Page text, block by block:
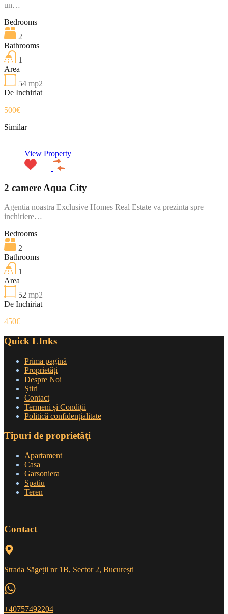
un…
Bedrooms
2
Bathrooms
1
Area
54 mp2
De Inchiriat
500€
Similar
View Property
2 camere Aqua City
Agentia noastra Exclusive Homes Real Estate va prezinta spre
inchiriere…
Bedrooms
2
Bathrooms
1
Area
52 mp2
De Inchiriat
450€
Quick LInks
Prima pagină
Proprietăți
Despre Noi
Știri
Contact
Termeni și Condiții
Politică confidențialitate
Tipuri de proprietăți
Apartament
Casa
Garsoniera
Spatiu
Teren
Contact
Strada Săgeții nr 1B, Sector 2, București
+40757492204